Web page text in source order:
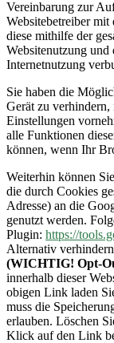
Vereinbarung zur
Websitebetreiber mit
diese mithilfe der
Websitenutzung
Internetnutzung
Sie haben die
Gerät zu
Einstellungen
alle Funktionen
können, wenn Ihr
Weiterhin können
die durch Cookies
Adresse) an die
genutzt werden.
Plugin: https://
Alternativ
(WICHTIG! Opt-
innerhalb dieser
obigen Link laden
muss die
erlauben. Löschen
Klick auf den Link